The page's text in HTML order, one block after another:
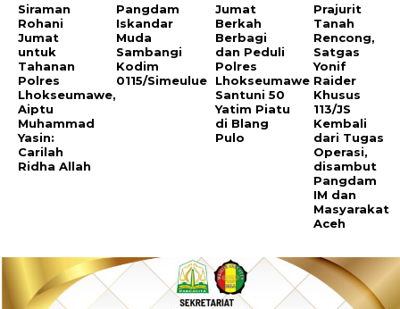
Siraman
Rohani
Jumat
untuk
Tahanan
Polres
Lhokseumawe,
Aiptu
Muhammad
Yasin:
Carilah
Ridha Allah
Pangdam
Iskandar
Muda
Sambangi
Kodim
0115/Simeulue
Jumat
Berkah
Berbagi
dan Peduli
Polres
Lhokseumawe
Santuni 50
Yatim Piatu
di Blang
Pulo
Prajurit
Tanah
Rencong,
Satgas
Yonif
Raider
Khusus
113/JS
Kembali
dari Tugas
Operasi,
disambut
Pangdam
IM dan
Masyarakat
Aceh